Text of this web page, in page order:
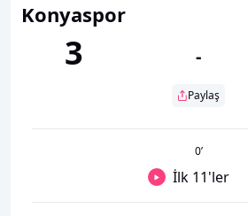
Konyaspor
3 -
Paylaş
0’
İlk 11'ler